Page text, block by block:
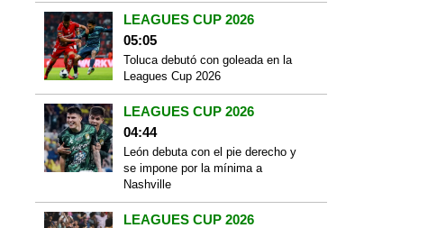
LEAGUES CUP 2026
05:05
Toluca debutó con goleada en la
Leagues Cup 2026
LEAGUES CUP 2026
04:44
León debuta con el pie derecho y
se impone por la mínima a
Nashville
LEAGUES CUP 2026